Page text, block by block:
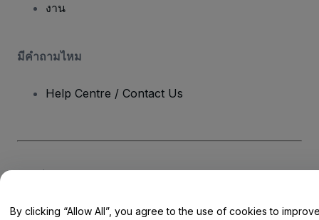
งาน
มีคําถามไหม
Help Centre / Contact Us
ห้ามแชร์ข้อมูลส่วนบุคคลของฉัน/ทางเลือกเกี่ยวกับความเป็นส่วนตัวของคุณ
By clicking “Allow All”, you agree to the use of cookies to